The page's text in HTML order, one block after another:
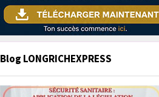
Blog LONGRICHEXPRESS